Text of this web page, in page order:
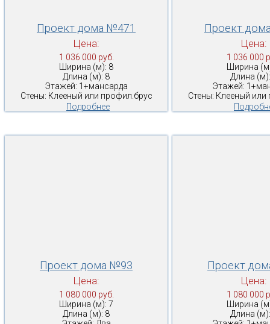
Проект дома №471
Цена:
1 036 000 руб.
Ширина (м): 8
Длина (м): 8
Этажей: 1+мансарда
Стены: Клееный или профил.брус
Подробнее
Проект
Цена:
1 036 000
Ширина
Длина
Этажей:
Стены: Клееный или
Проект дома №93
Цена:
1 080 000 руб.
Ширина (м): 7
Длина (м): 8
Проект
Цена:
1 080 000
Ширина
Длина